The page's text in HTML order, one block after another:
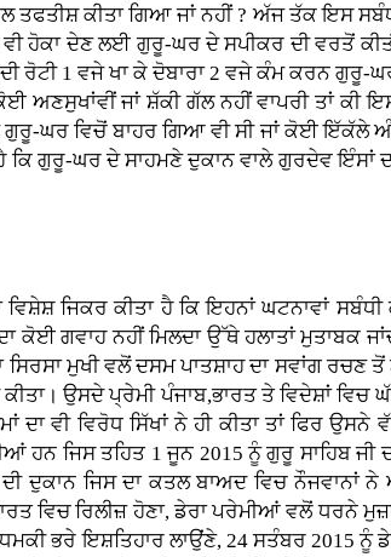
ਤਫਤੀਸ਼ ਕੀਤਾ ਗਿਆ ਜਾਂ ਨਹੀਂ ? ਅੱਜ ਤੱਕ ਇਸ
ਹੋਕਾ ਦੇਣ ਲਈ ਗੁਰੂ-ਘਰ ਦੇ ਸਪੀਕਰ ਦੀ ਵਰਤੋਂ
ਰੋਟੀ 1 ਵਜੇ ਖਾ ਕੇ ਦੋਬਾਰਾ 2 ਵਜੇ ਕੰਮ ਕਰਨ ਗੁਰੂ-
ਜਾਂ ਸ਼ੱਕੀ ਗੱਲ ਨਹੀਂ ਵਾਪਰੀ ਤਾਂ ਕੀ
ਗੁਰੂ-ਘਰ ਵਿਚੋਂ ਬਾਹਰ ਗਿਆ ਵੀ ਸੀ ਜਾਂ ਕੋਈ
ਗੁਰੂ-ਘਰ ਦੇ ਸਾਹਮਣੇ ਦੁਕਾਨ ਵਾਲੇ ਗੁਰਦੇਵ ਇੰਸਾਂ
ਜਿਕਰ ਕੀਤਾ ਹੈ ਕਿ ਇਹਨਾਂ ਘਟਨਾਵਾਂ
ਕੋਈ ਗਵਾਹ ਨਹੀਂ ਮਿਲਦਾ ਉੱਥੇ ਹਲਾਤਾਂ ਮੁਤਾਬਕ
ਮੁਖੀ ਵਲੋਂ ਦਸਮ ਪਾਤਸ਼ਾਹ ਦਾ ਸਵਾਂਗ ਰਚਣ
ਉਸਦੇ ਪ੍ਰੇਮੀ ਪੰਜਾਬ,ਭਾਰਤ ਤੇ ਵਿਦੇਸ਼ਾਂ ਵਿਚ
ਵੀ ਵਿਰੋਧ ਸਿੱਖਾਂ ਨੇ ਹੀ ਕੀਤਾ ਤਾਂ ਫਿਰ ਉਸਨੇ
ਹਨ ਜਿਸ ਤਹਿਤ 1 ਜੂਨ 2015 ਨੂੰ ਗੁਰੂ ਸਾਹਿਬ
ਦੁਕਾਨ ਜਿਸ ਦਾ ਕਤਲ ਬਾਅਦ ਵਿਚ ਨੌਜਵਾਨਾਂ
ਵਿਚ ਰਿਲੀਜ਼ ਹੋਣਾ, ਡੇਰਾ ਪਰੇਮੀਆਂ ਵਲੋਂ ਧਰਨੇ
ਭਰੇ ਇਸ਼ਤਿਹਾਰ ਲਾਉਂਣੇ, 24 ਸਤੰਬਰ 2015 ਨੂੰ